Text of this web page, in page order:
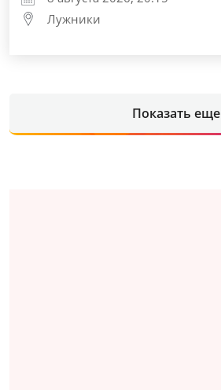
Лужники
Показать еще